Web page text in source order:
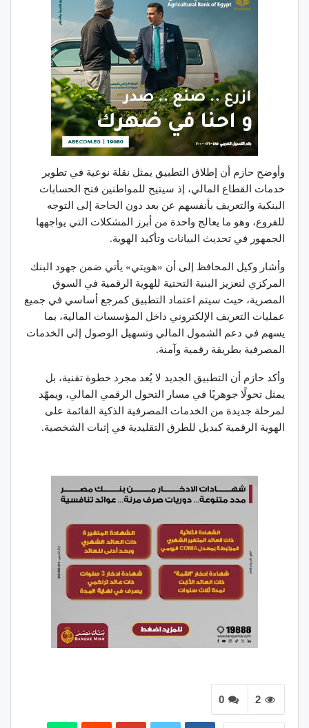
وأوضح حازم أن إطلاق التطبيق يمثل نقلة نوعية في تطوير
خدمات القطاع المالي، إذ سيتيح للمواطنين فتح الحسابات
البنكية والتعريف بأنفسهم عن بعد دون الحاجة إلى التوجه
للفروع، وهو ما يعالج واحدة من أبرز المشكلات التي يواجهها
الجمهور في تحديث البيانات وتأكيد الهوية.
وأشار وكيل المحافظ إلى أن «هويتي» يأتي ضمن جهود البنك
المركزي لتعزيز البنية التحتية للهوية الرقمية في السوق
المصرية، حيث سيتم اعتماد التطبيق كمرجع أساسي في جميع
عمليات التعريف الإلكتروني داخل المؤسسات المالية، بما
يسهم في دعم الشمول المالي وتسهيل الوصول إلى الخدمات
المصرفية بطريقة رقمية وآمنة.
وأكد حازم أن التطبيق الجديد لا يُعد مجرد خطوة تقنية، بل
يمثل تحولًا جوهريًا في مسار التحول الرقمي المالي، ويمهّد
لمرحلة جديدة من الخدمات المصرفية الذكية القائمة على
الهوية الرقمية كبديل للطرق التقليدية في إثبات الشخصية.
0 2